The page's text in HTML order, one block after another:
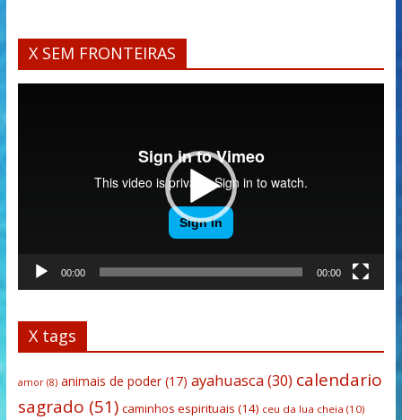
X SEM FRONTEIRAS
00:00 00:00
X tags
amor(8) animais de poder(17) ayahuasca(30) calendario
sagrado (51) caminhos espirituais (14) ceu da lua cheia (10)